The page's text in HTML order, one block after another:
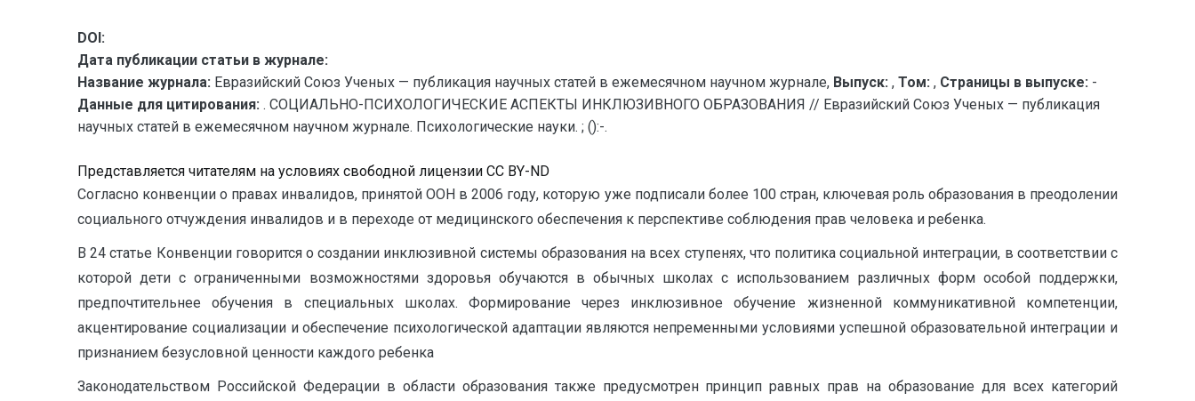
DOI:
Дата публикации статьи в журнале:
Название журнала: Евразийский Союз Ученых — публикация научных статей в ежемесячном научном журнале, Выпуск: , Том: , Страницы в выпуске: -
Данные для цитирования: . СОЦИАЛЬНО-ПСИХОЛОГИЧЕСКИЕ АСПЕКТЫ ИНКЛЮЗИВНОГО ОБРАЗОВАНИЯ // Евразийский Союз Ученых — публикация
научных статей в ежемесячном научном журнале. Психологические науки. ; ():-.
Представляется читателям на условиях свободной лицензии CC BY-ND
Согласно конвенции о правах инвалидов, принятой ООН в 2006 году, которую уже подписали более 100 стран, ключевая роль образования в преодолении
социального отчуждения инвалидов и в переходе от медицинского обеспечения к перспективе соблюдения прав человека и ребенка.
В 24 статье Конвенции говорится о создании инклюзивной системы образования на всех ступенях, что политика социальной интеграции, в соответствии с
которой дети с ограниченными возможностями здоровья обучаются в обычных школах с использованием различных форм особой поддержки,
предпочтительнее обучения в специальных школах. Формирование через инклюзивное обучение жизненной коммуникативной компетенции,
акцентирование социализации и обеспечение психологической адаптации являются непременными условиями успешной образовательной интеграции и
признанием безусловной ценности каждого ребенка
Законодательством Российской Федерации в области образования также предусмотрен принцип равных прав на образование для всех категорий